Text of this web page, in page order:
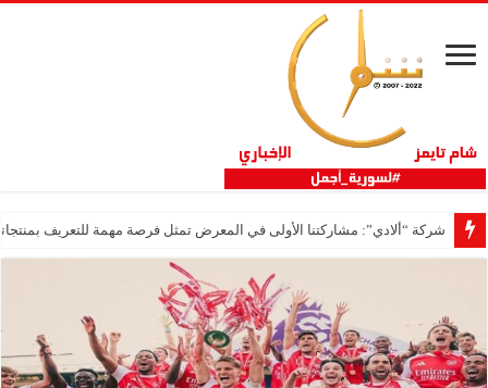
شركة “ألادي”: مشاركتنا الأولى في المعرض تمثل فرصة مهمة للتعريف